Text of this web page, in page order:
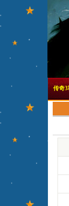
传奇3